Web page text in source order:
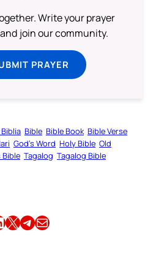
Write your prayer
join our community.
PRAYER
Bible Bible Book Bible Verse
God’s Word Holy Bible Old
Tagalog Tagalog Bible
Share this article on X Share this article on TelegramEmail this Article